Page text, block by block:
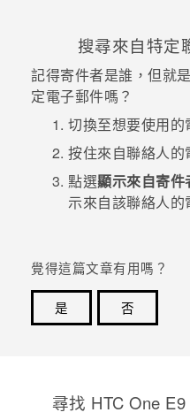
搜尋來自特定
記得寄件者是誰，但就
定電子郵件嗎？
切換至想要使用的
按住來自聯絡人的
點選顯示來自寄
示來自該聯絡人的
覺得這篇文章有用嗎？
是
否
尋找 HTC One